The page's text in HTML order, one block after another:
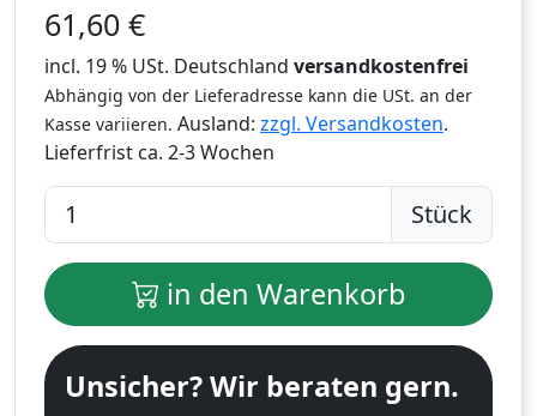
61,60 €
incl. 19 % USt. Deutschland versandkostenfrei
Abhängig von der Lieferadresse kann die USt. an der
Kasse variieren. Ausland: zzgl. Versandkosten.
Lieferfrist ca. 2-3 Wochen
Stück
in den Warenkorb
Unsicher? Wir beraten gern.